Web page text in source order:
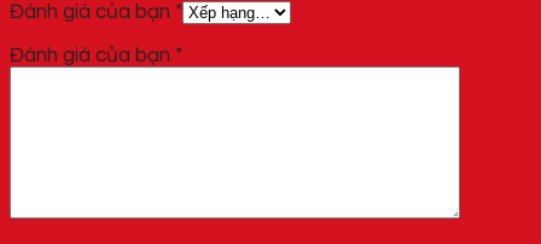
Đánh giá của bạn *
Đánh giá của bạn *